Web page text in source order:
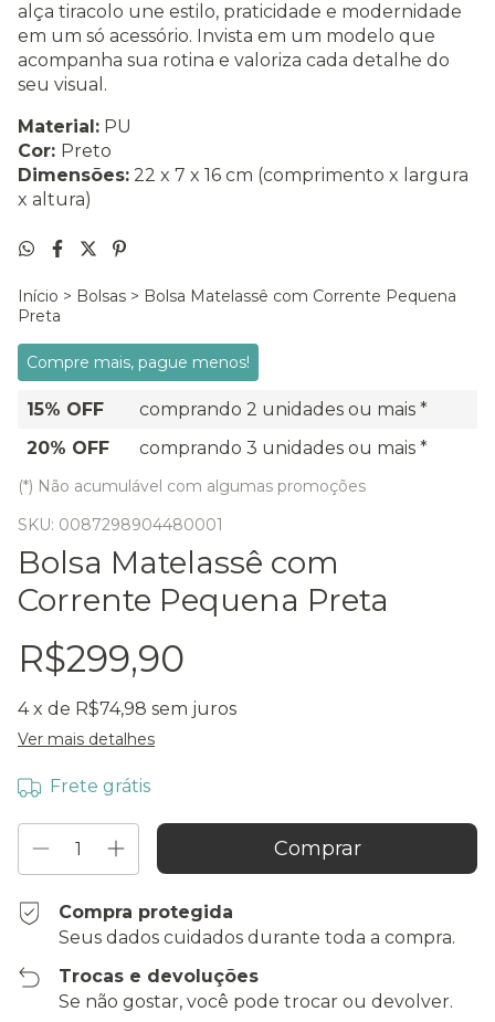
alça tiracolo une estilo, praticidade e modernidade
em um só acessório. Invista em um modelo que
acompanha sua rotina e valoriza cada detalhe do
seu visual.
Material: PU
Cor: Preto
Dimensões: 22 x 7 x 16 cm (comprimento x largura
x altura)
Início > Bolsas > Bolsa Matelassê com Corrente Pequena
Preta
Compre mais, pague menos!
15% OFF
comprando 2 unidades ou mais *
20% OFF
comprando 3 unidades ou mais *
(*) Não acumulável com algumas promoções
SKU: 0087298904480001
Bolsa Matelassê com
Corrente Pequena Preta
R$299,90
4 x de R$74,98 sem juros
Ver mais detalhes
Frete grátis
Compra protegida
Seus dados cuidados durante toda a compra.
Trocas e devoluções
Se não gostar, você pode trocar ou devolver.